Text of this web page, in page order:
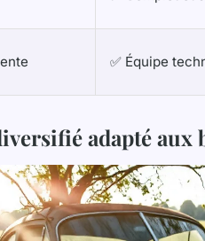
✅ Équipe
adapté aux